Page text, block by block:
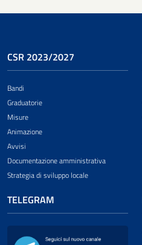
CSR 2023/2027
Bandi
Graduatorie
Misure
Animazione
Avvisi
Documentazione amministrativa
Strategia di sviluppo locale
TELEGRAM